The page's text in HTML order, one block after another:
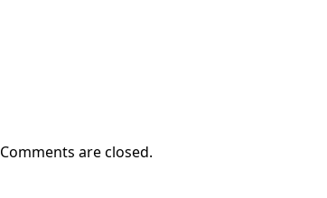
Comments are closed.